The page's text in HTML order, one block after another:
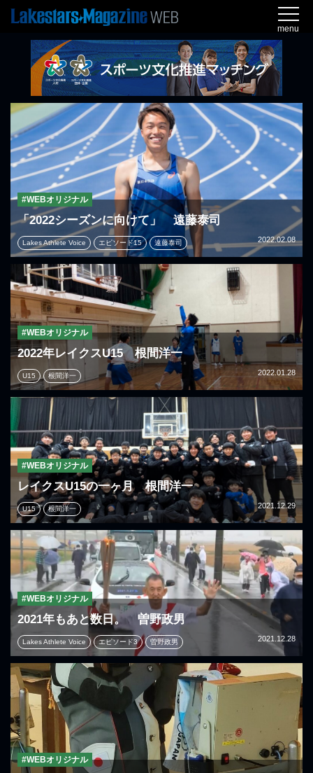
menu
#WEBオリジナル
「2022シーズンに向けて」 遠藤泰司
2022.02.08
Lakes Athlete Voice エピソード15 遠藤泰司
#WEBオリジナル
2022年レイクスU15 根間洋一
2022.01.28
U15 根間洋一
#WEBオリジナル
レイクスU15の一ヶ月 根間洋一
2021.12.29
U15 根間洋一
#WEBオリジナル
2021年もあと数日。 曽野政男
2021.12.28
Lakes Athlete Voice エピソード3 曽野政男
#WEBオリジナル